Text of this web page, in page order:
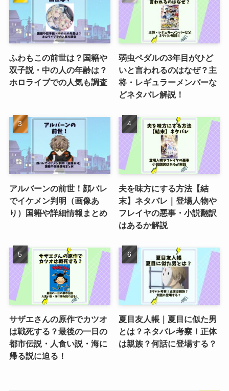
ふわもこの前世は？国籍や
双子説・中の人の年齢は？
ホロライブでの人気も調査
弱虫ペダルの3年目がひど
いと言われるのはなぜ？主
将・レギュラーメンバーな
どネタバレ解説！
アルバーンの前世！顔バレ
でイケメン判明（画像あ
り）国籍や詳細情報まとめ
夫を味方にする方法【結
末】ネタバレ｜登場人物や
フレイヤの悪事・小説翻訳
はあるか解説
サザエさんの原作でカツオ
は戦死する？最後の一日の
都市伝説・人食い説・海に
帰る説に迫る！
夏目友人帳｜夏目に似た男
とは？ネタバレ考察！正体
は親族？何話に登場する？